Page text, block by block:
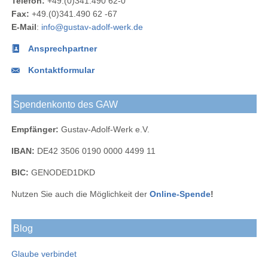
Fax: +49.(0)341.490 62 -67
E-Mail: info@gustav-adolf-werk.de
Ansprechpartner
Kontaktformular
Spendenkonto des GAW
Empfänger: Gustav-Adolf-Werk e.V.
IBAN: DE42 3506 0190 0000 4499 11
BIC: GENODED1DKD
Nutzen Sie auch die Möglichkeit der Online-Spende!
Blog
Glaube verbindet